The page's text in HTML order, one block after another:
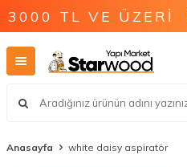
3000 TL VE ÜZERİ
Anasayfa white daisy aspiratör